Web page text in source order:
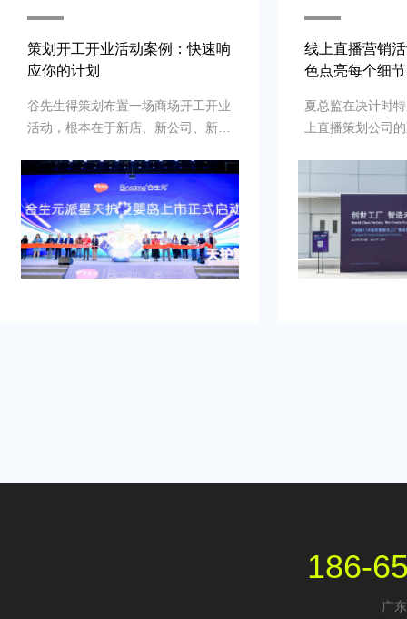
策划开工开业活动案例：快速响
应你的计划
谷先生得策划布置一场商场开工开业
活动，根本在于新店、新公司、新品
并营造良好的品牌形象。再者得做
到：增加曝光度，吸引目标消费群
体，提高知名度，通过活动推动初期
销售。可是鉴于不具备充足的渠道和
资源进行大规模的市场推广。需要专
业的策划和执行来吸引目标人群，创
线上直播营销
色点亮每个细节
夏总监在决计时
上直播策划公司
畅、观众参与符
有担心策划公司
经验不足，影响
需得慎重决计。
186-
广